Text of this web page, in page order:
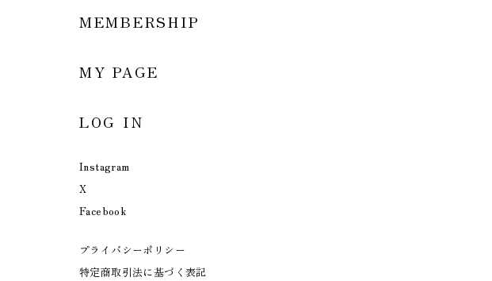
MEMBERSHIP
MY PAGE
LOG IN
Instagram
X
Facebook
プライバシーポリシー
特定商取引法に基づく表記